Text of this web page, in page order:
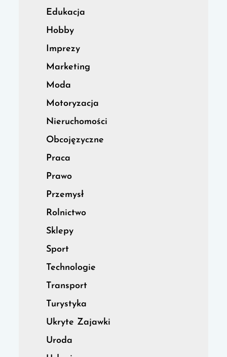
Edukacja
Hobby
Imprezy
Marketing
Moda
Motoryzacja
Nieruchomości
Obcojęzyczne
Praca
Prawo
Przemysł
Rolnictwo
Sklepy
Sport
Technologie
Transport
Turystyka
Ukryte Zajawki
Uroda